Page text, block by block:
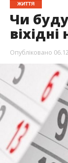
ЖИТТЯ
Чи
Опубліковано